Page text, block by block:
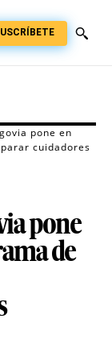
pone en
cuidadores
pone
de